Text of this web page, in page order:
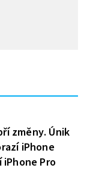
změny. Únik
iPhone
Pro